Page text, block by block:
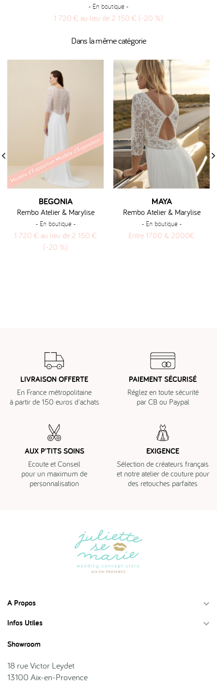
- En boutique -
1 720 € au lieu de 2 150 € (-20 %)
Dans la même catégorie
BEGONIA
Rembo Atelier & Marylise
- En boutique -
1 720 € au lieu de 2 150 €
(-20 %)
MAYA
Rembo Atelier & Marylise
- En boutique -
Entre 1700 & 2000€
LIVRAISON OFFERTE
En France métropolitaine
à partir de 150 euros d'achats
PAIEMENT SÉCURISÉ
Réglez en toute sécurité
par CB ou Paypal
AUX P'TITS SOINS
Ecoute et Conseil
pour un maximum de
personnalisation
EXIGENCE
Sélection de créateurs français
et notre atelier de couture pour
des retouches parfaites
A Propos 
Infos Utiles 
Showroom
18 rue Victor Leydet
13100 Aix-en-Provence